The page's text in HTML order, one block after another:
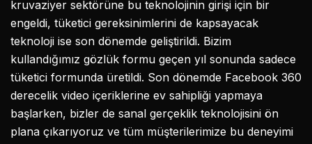
kruvaziyer sektörüne bu teknolojinin girişi için bir
engeldi, tüketici gereksinimlerini de kapsayacak
teknoloji ise son dönemde geliştirildi. Bizim
kullandığımız gözlük formu geçen yıl sonunda sadece
tüketici formunda üretildi. Son dönemde Facebook 360
derecelik video içeriklerine ev sahipliği yapmaya
başlarken, bizler de sanal gerçeklik teknolojisini ön
plana çıkarıyoruz ve tüm müşterilerimize bu deneyimi